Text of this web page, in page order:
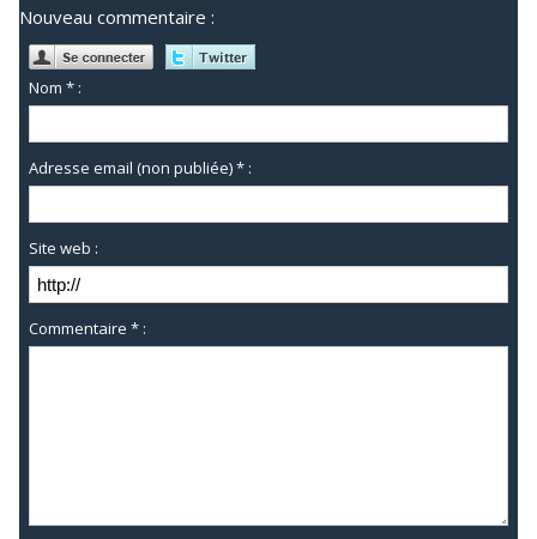
Nouveau commentaire :
Nom * :
Adresse email (non publiée) * :
Site web :
Commentaire * :